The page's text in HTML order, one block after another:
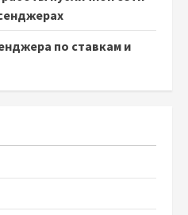
по ставкам и